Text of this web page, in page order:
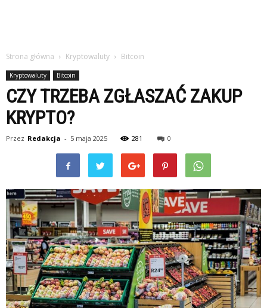
Strona główna Kryptowaluty Bitcoin
Kryptowaluty Bitcoin
CZY TRZEBA ZGŁASZAĆ ZAKUP
KRYPTO?
Przez Redakcja - 5 maja 2025 281 0